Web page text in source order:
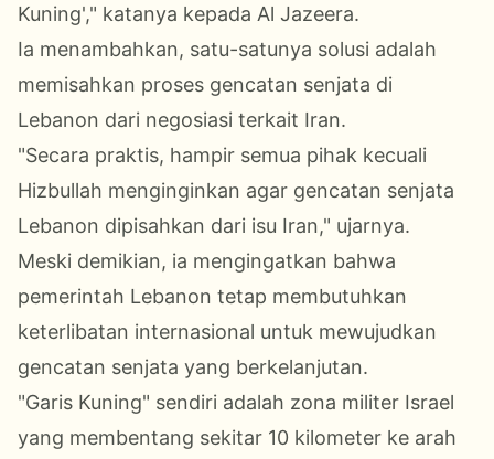
Kuning'," katanya kepada Al Jazeera.
Ia menambahkan, satu-satunya solusi adalah
memisahkan proses gencatan senjata di
Lebanon dari negosiasi terkait Iran.
"Secara praktis, hampir semua pihak kecuali
Hizbullah menginginkan agar gencatan senjata
Lebanon dipisahkan dari isu Iran," ujarnya.
Meski demikian, ia mengingatkan bahwa
pemerintah Lebanon tetap membutuhkan
keterlibatan internasional untuk mewujudkan
gencatan senjata yang berkelanjutan.
"Garis Kuning" sendiri adalah zona militer Israel
yang membentang sekitar 10 kilometer ke arah